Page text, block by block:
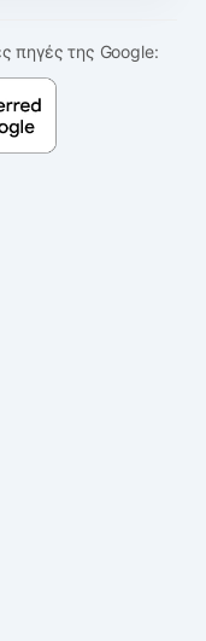
πηγές της Google: